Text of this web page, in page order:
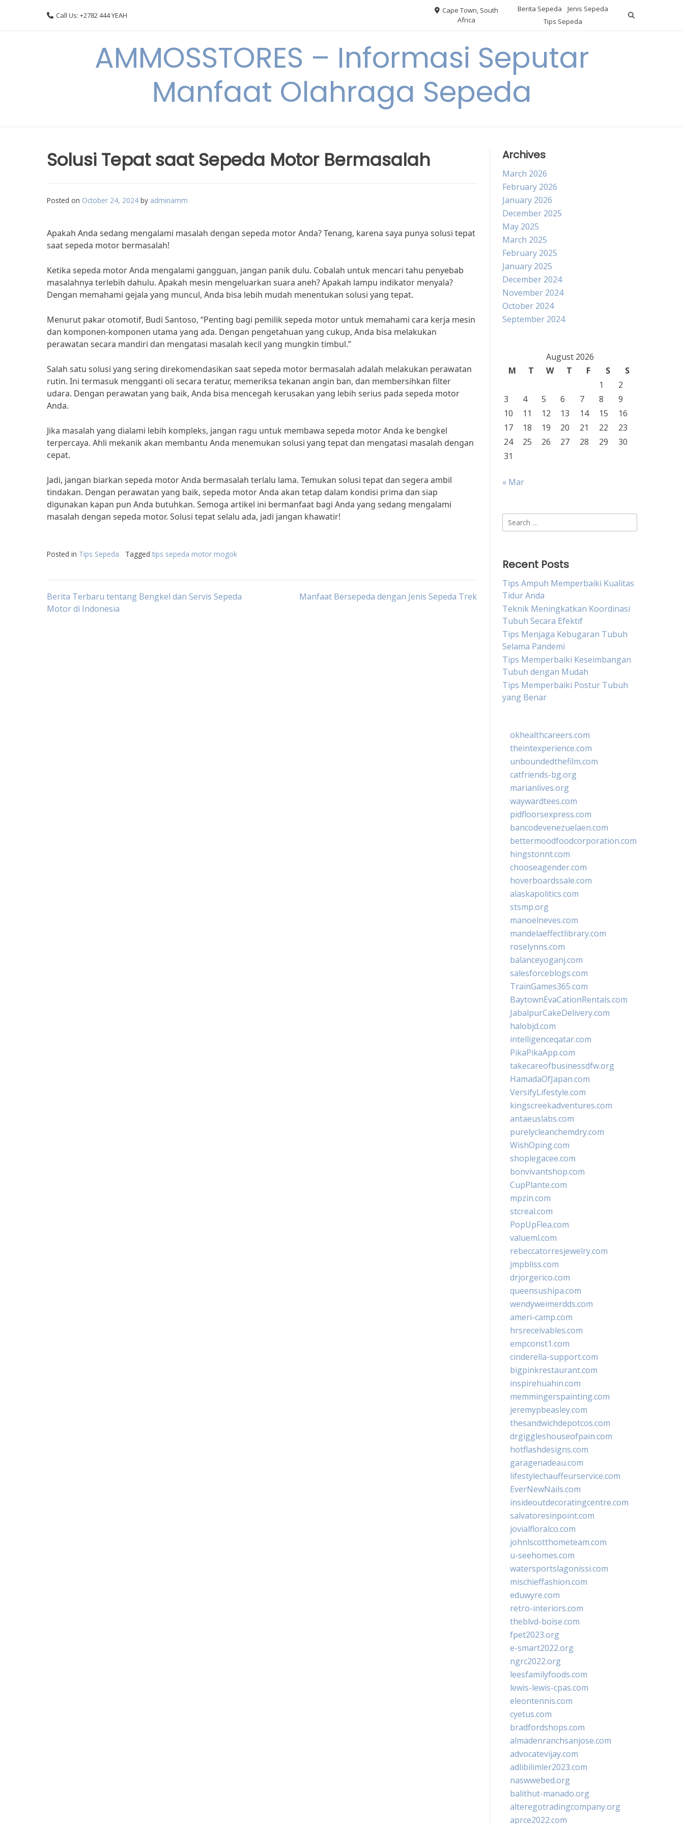
Call Us: +2782 444 YEAH
Cape Town, South
Africa
Berita Sepeda
Jenis Sepeda
Tips Sepeda
AMMOSSTORES – Informasi Seputar
Manfaat Olahraga Sepeda
Solusi Tepat saat Sepeda Motor Bermasalah
Posted on October 24, 2024 by adminamm
Apakah Anda sedang mengalami masalah dengan sepeda motor Anda? Tenang, karena saya punya solusi tepat
saat sepeda motor bermasalah!
Ketika sepeda motor Anda mengalami gangguan, jangan panik dulu. Cobalah untuk mencari tahu penyebab
masalahnya terlebih dahulu. Apakah mesin mengeluarkan suara aneh? Apakah lampu indikator menyala?
Dengan memahami gejala yang muncul, Anda bisa lebih mudah menentukan solusi yang tepat.
Menurut pakar otomotif, Budi Santoso, “Penting bagi pemilik sepeda motor untuk memahami cara kerja mesin
dan komponen-komponen utama yang ada. Dengan pengetahuan yang cukup, Anda bisa melakukan
perawatan secara mandiri dan mengatasi masalah kecil yang mungkin timbul.”
Salah satu solusi yang sering direkomendasikan saat sepeda motor bermasalah adalah melakukan perawatan
rutin. Ini termasuk mengganti oli secara teratur, memeriksa tekanan angin ban, dan membersihkan filter
udara. Dengan perawatan yang baik, Anda bisa mencegah kerusakan yang lebih serius pada sepeda motor
Anda.
Jika masalah yang dialami lebih kompleks, jangan ragu untuk membawa sepeda motor Anda ke bengkel
terpercaya. Ahli mekanik akan membantu Anda menemukan solusi yang tepat dan mengatasi masalah dengan
cepat.
Jadi, jangan biarkan sepeda motor Anda bermasalah terlalu lama. Temukan solusi tepat dan segera ambil
tindakan. Dengan perawatan yang baik, sepeda motor Anda akan tetap dalam kondisi prima dan siap
digunakan kapan pun Anda butuhkan. Semoga artikel ini bermanfaat bagi Anda yang sedang mengalami
masalah dengan sepeda motor. Solusi tepat selalu ada, jadi jangan khawatir!
Posted in Tips Sepeda Tagged tips sepeda motor mogok
Post
Berita Terbaru tentang Bengkel dan Servis Sepeda
Motor di Indonesia
Manfaat Bersepeda dengan Jenis Sepeda Trek
Archives
March 2026
February 2026
January 2026
December 2025
May 2025
March 2025
February 2025
January 2025
December 2024
November 2024
October 2024
September 2024
August 2026
M
T W T F S
S
1
2
3
4 5 6 7 8
9
10
11 12 13 14 15
16
17
18 19 20 21 22
23
24
25 26 27 28 29
30
31
« Mar
Search
for:
Recent Posts
Tips Ampuh Memperbaiki Kualitas
Tidur Anda
Teknik Meningkatkan Koordinasi
Tubuh Secara Efektif
Tips Menjaga Kebugaran Tubuh
Selama Pandemi
Tips Memperbaiki Keseimbangan
Tubuh dengan Mudah
Tips Memperbaiki Postur Tubuh
yang Benar
okhealthcareers.com
theintexperience.com
unboundedthefilm.com
catfriends-bg.org
marianlives.org
waywardtees.com
pidfloorsexpress.com
bancodevenezuelaen.com
bettermoodfoodcorporation.com
hingstonnt.com
chooseagender.com
hoverboardssale.com
alaskapolitics.com
stsmp.org
manoelneves.com
mandelaeffectlibrary.com
roselynns.com
balanceyoganj.com
salesforceblogs.com
TrainGames365.com
BaytownEvaCationRentals.com
JabalpurCakeDelivery.com
halobjd.com
intelligenceqatar.com
PikaPikaApp.com
takecareofbusinessdfw.org
HamadaOfJapan.com
VersifyLifestyle.com
kingscreekadventures.com
antaeuslabs.com
purelycleanchemdry.com
WishOping.com
shoplegacee.com
bonvivantshop.com
CupPlante.com
mpzin.com
stcreal.com
PopUpFlea.com
valueml.com
rebeccatorresjewelry.com
jmpbliss.com
drjorgerico.com
queensushipa.com
wendyweimerdds.com
ameri-camp.com
hrsreceivables.com
empconst1.com
cinderella-support.com
bigpinkrestaurant.com
inspirehuahin.com
memmingerspainting.com
jeremypbeasley.com
thesandwichdepotcos.com
drgiggleshouseofpain.com
hotflashdesigns.com
garagenadeau.com
lifestylechauffeurservice.com
EverNewNails.com
insideoutdecoratingcentre.com
salvatoresinpoint.com
jovialfloralco.com
johnlscotthometeam.com
u-seehomes.com
watersportslagonissi.com
mischieffashion.com
eduwyre.com
retro-interiors.com
theblvd-boise.com
fpet2023.org
e-smart2022.org
ngrc2022.org
leesfamilyfoods.com
lewis-lewis-cpas.com
eleontennis.com
cyetus.com
bradfordshops.com
almadenranchsanjose.com
advocatevijay.com
adlibilimler2023.com
naswwebed.org
balithut-manado.org
alteregotradingcompany.org
aprce2022.com